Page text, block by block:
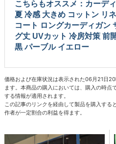
こちらもオススメ：カーデ
夏 冷感 大きめ コットン リ
コート ロングカーディガン
グ丈 UVカット 冷房対策 前
黒 パーブル イエロー
価格および在庫状況は表示された06月21日
ます。本商品の購入においては、購入の時点
する情報が適用されます。
この記事のリンクを経由して製品を購入する
作者が一定割合の利益を得ます。